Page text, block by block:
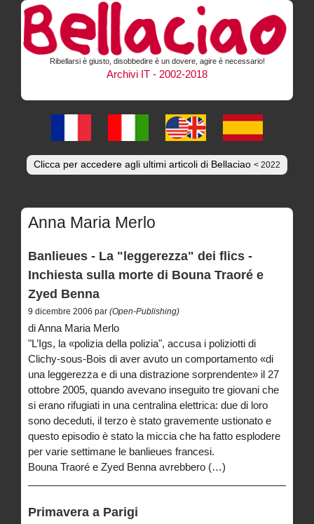
Ribellarsi è giusto, disobbedire è un dovere, agire è necessario!
Archivi IT - 2002-2018
Clicca per accedere agli ultimi articoli di Bellaciao < 2022
Anna Maria Merlo
Banlieues - La "leggerezza" dei flics -
Inchiesta sulla morte di Bouna Traoré e
Zyed Benna
9 dicembre 2006 par (Open-Publishing)
di Anna Maria Merlo
"L’Igs, la «polizia della polizia", accusa i poliziotti di
Clichy-sous-Bois di aver avuto un comportamento «di
una leggerezza e di una distrazione sorprendente» il 27
ottobre 2005, quando avevano inseguito tre giovani che
si erano rifugiati in una centralina elettrica: due di loro
sono deceduti, il terzo è stato gravemente ustionato e
questo episodio è stato la miccia che ha fatto esplodere
per varie settimane le banlieues francesi.
Bouna Traoré e Zyed Benna avrebbero (…)
Primavera a Parigi